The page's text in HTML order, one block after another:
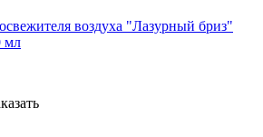
воздуха "Лазурный бриз"
мл